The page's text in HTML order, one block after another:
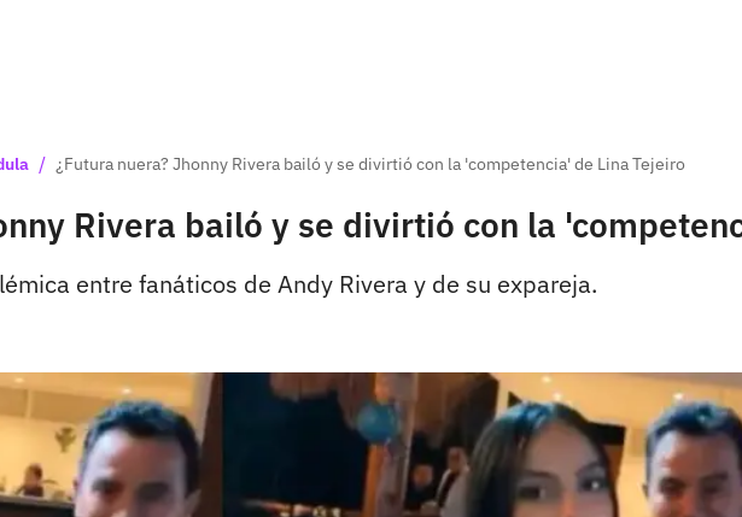
/ ¿Futura nuera? Jhonny Rivera bailó y se divirtió con la 'competencia' de Lina Tejeiro
Rivera bailó y se divirtió con la
entre fanáticos de Andy Rivera y de su expareja.